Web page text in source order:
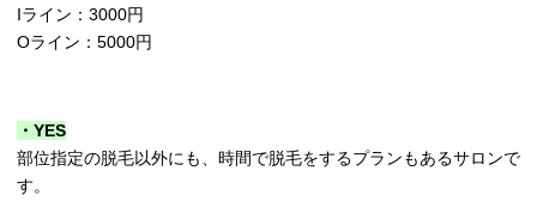
Iライン：3000円
Oライン：5000円
・YES
部位指定の脱毛以外にも、時間で脱毛をするプランもあるサロンで
す。